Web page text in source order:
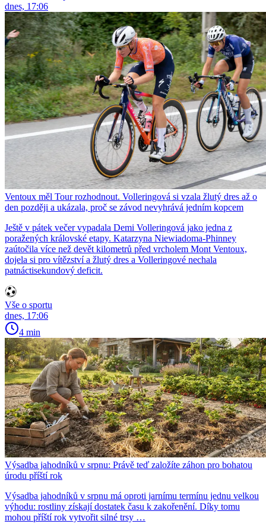
dnes, 17:06
Ventoux měl Tour rozhodnout. Volleringová si vzala žlutý dres až o
den později a ukázala, proč se závod nevyhrává jedním kopcem
Ještě v pátek večer vypadala Demi Volleringová jako jedna z
poražených královské etapy. Katarzyna Niewiadoma-Phinney
zaútočila více než devět kilometrů před vrcholem Mont Ventoux,
dojela si pro vítězství a žlutý dres a Volleringové nechala
patnáctisekundový deficit.
Vše o sportu
dnes, 17:06
4 min
Výsadba jahodníků v srpnu: Právě teď založíte záhon pro bohatou
úrodu příští rok
Výsadba jahodníků v srpnu má oproti jarnímu termínu jednu velkou
výhodu: rostliny získají dostatek času k zakořenění. Díky tomu
mohou příští rok vytvořit silné trsy …